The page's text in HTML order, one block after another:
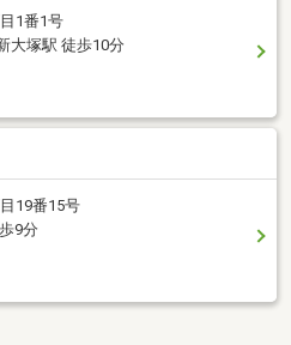
1番1号
大塚駅 徒歩10分
19番15号
9分